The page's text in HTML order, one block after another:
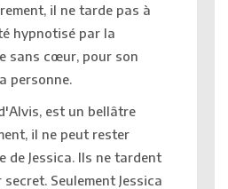
il ne tarde pas à
hypnotisé par la
sans cœur, pour son
personne.
est un bellâtre
il ne peut rester
de Jessica. Ils ne tardent
Seulement Jessica